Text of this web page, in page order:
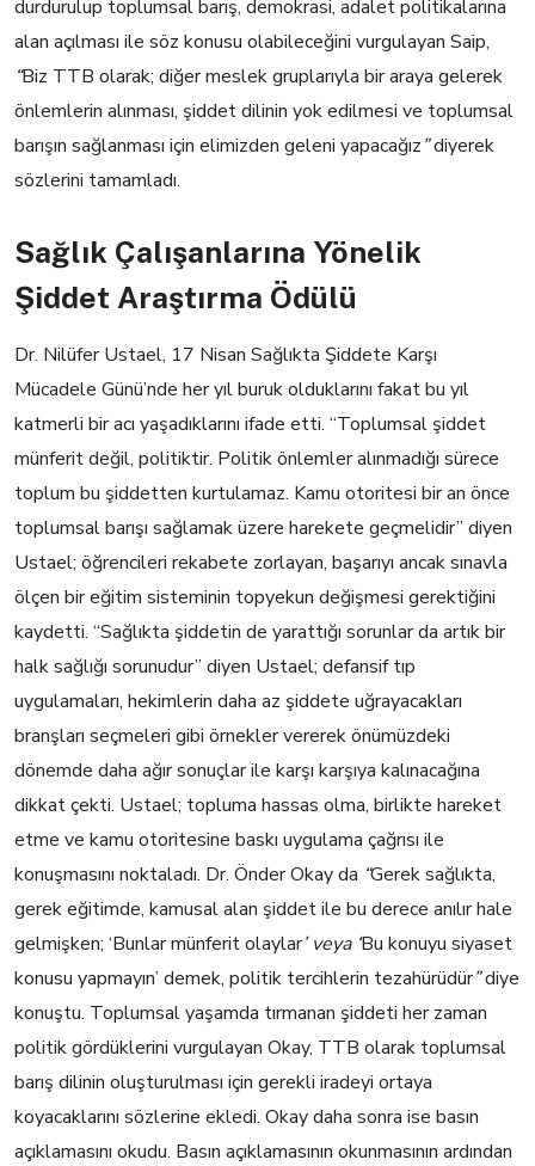
durdurulup toplumsal barış, demokrasi, adalet politikalarına
alan açılması ile söz konusu olabileceğini vurgulayan Saip,
“Biz TTB olarak; diğer meslek gruplarıyla bir araya gelerek
önlemlerin alınması, şiddet dilinin yok edilmesi ve toplumsal
barışın sağlanması için elimizden geleni yapacağız”diyerek
sözlerini tamamladı.
Sağlık Çalışanlarına Yönelik
Şiddet Araştırma Ödülü
Dr. Nilüfer Ustael, 17 Nisan Sağlıkta Şiddete Karşı
Mücadele Günü’nde her yıl buruk olduklarını fakat bu yıl
katmerli bir acı yaşadıklarını ifade etti. “Toplumsal şiddet
münferit değil, politiktir. Politik önlemler alınmadığı sürece
toplum bu şiddetten kurtulamaz. Kamu otoritesi bir an önce
toplumsal barışı sağlamak üzere harekete geçmelidir” diyen
Ustael; öğrencileri rekabete zorlayan, başarıyı ancak sınavla
ölçen bir eğitim sisteminin topyekun değişmesi gerektiğini
kaydetti. “Sağlıkta şiddetin de yarattığı sorunlar da artık bir
halk sağlığı sorunudur” diyen Ustael; defansif tıp
uygulamaları, hekimlerin daha az şiddete uğrayacakları
branşları seçmeleri gibi örnekler vererek önümüzdeki
dönemde daha ağır sonuçlar ile karşı karşıya kalınacağına
dikkat çekti. Ustael; topluma hassas olma, birlikte hareket
etme ve kamu otoritesine baskı uygulama çağrısı ile
konuşmasını noktaladı. Dr. Önder Okay da “Gerek sağlıkta,
gerek eğitimde, kamusal alan şiddet ile bu derece anılır hale
gelmişken; ‘Bunlar münferit olaylar’ veya ‘Bu konuyu siyaset
konusu yapmayın’ demek, politik tercihlerin tezahürüdür”diye
konuştu. Toplumsal yaşamda tırmanan şiddeti her zaman
politik gördüklerini vurgulayan Okay, TTB olarak toplumsal
barış dilinin oluşturulması için gerekli iradeyi ortaya
koyacaklarını sözlerine ekledi. Okay daha sonra ise basın
açıklamasını okudu. Basın açıklamasının okunmasının ardından